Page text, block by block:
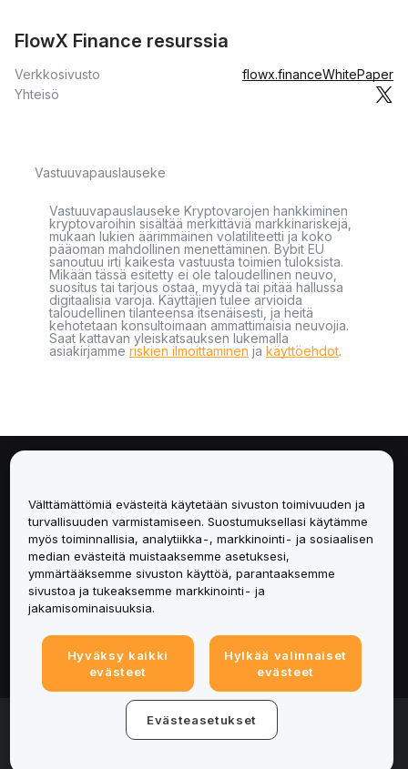
FlowX Finance resurssia
Verkkosivusto flowx.financeWhitePaper
Yhteisö
Vastuuvapauslauseke
Vastuuvapauslauseke Kryptovarojen hankkiminen
kryptovaroihin sisältää merkittäviä markkinariskejä,
mukaan lukien äärimmäinen volatiliteetti ja koko
pääoman mahdollinen menettäminen. Bybit EU
sanoutuu irti kaikesta vastuusta toimien tuloksista.
Mikään tässä esitetty ei ole taloudellinen neuvo,
suositus tai tarjous ostaa, myydä tai pitää hallussa
digitaalisia varoja. Käyttäjien tulee arvioida
taloudellinen tilanteensa itsenäisesti, ja heitä
kehotetaan konsultoimaan ammattimaisia neuvojia.
Saat kattavan yleiskatsauksen lukemalla
asiakirjamme riskien ilmoittaminen ja käyttöehdot.
Palvelut
Tuki
Tuotteet
Lakiasiat
© 2025-2026 Bybit.eu. Kaikki oikeudet pidätetään.
Välttämättömiä evästeitä käytetään sivuston toimivuuden ja
turvallisuuden varmistamiseen. Suostumuksellasi käytämme
myös toiminnallisia, analytiikka-, markkinointi- ja sosiaalisen
median evästeitä muistaaksemme asetuksesi,
ymmärtääksemme sivuston käyttöä, parantaaksemme
sivustoa ja tukeaksemme markkinointi- ja
jakamisominaisuuksia.
Hyväksy kaikki
evästeet
Hylkää valinnaiset
evästeet
Evästeasetukset